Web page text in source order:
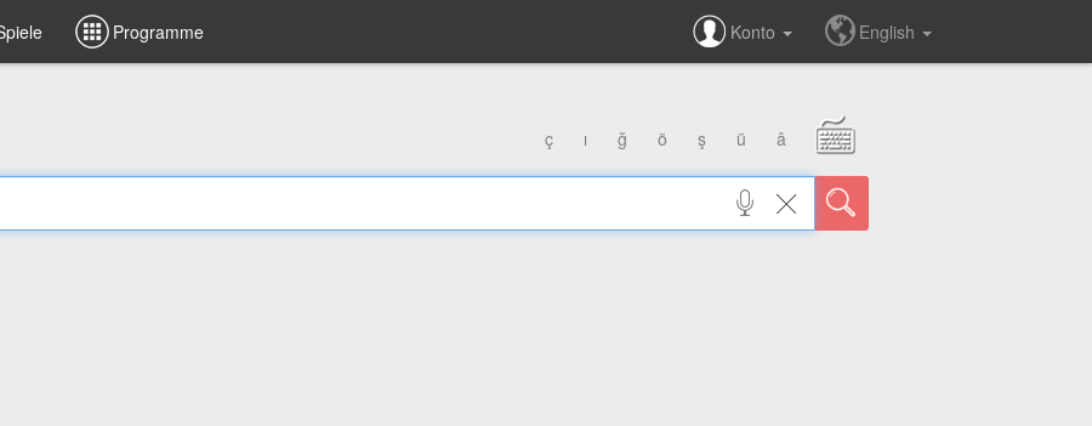
Programme Konto English
ç ı ğ ö ş ü â